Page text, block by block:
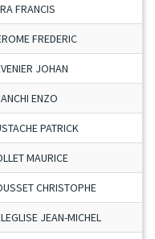
FRANCIS
FREDERIC
JOHAN
ENZO
PATRICK
MAURICE
CHRISTOPHE
JEAN-MICHEL